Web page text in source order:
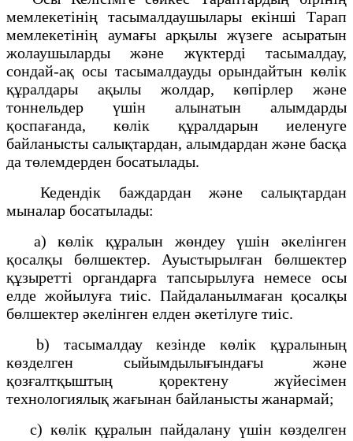
мемлекетінің тасымалдаушылары екінші Тарап
мемлекетінің аумағы арқылы жүзеге асыратын
жолаушыларды және жүктерді тасымалдау,
сондай-ақ осы тасымалдауды орындайтын көлік
құралдары ақылы жолдар, көпірлер және
тоннельдер үшін алынатын алымдарды
қоспағанда, көлік құралдарын иеленуге
байланысты салықтардан, алымдардан және басқа
да төлемдерден босатылады.
Кедендік баждардан және салықтардан
мыналар босатылады:
a) көлік құралын жөндеу үшін әкелінген
қосалқы бөлшектер. Ауыстырылған бөлшектер
құзыретті органдарға тапсырылуға немесе осы
елде жойылуға тиіс. Пайдаланылмаған қосалқы
бөлшектер әкелінген елден әкетілуге тиіс.
b) тасымалдау кезінде көлік құралының
көзделген сыйымдылығындағы және
қозғалтқыштың қоректену жүйесімен
технологиялық жағынан байланысты жанармай;
c) көлік құралын пайдалану үшін көзделген